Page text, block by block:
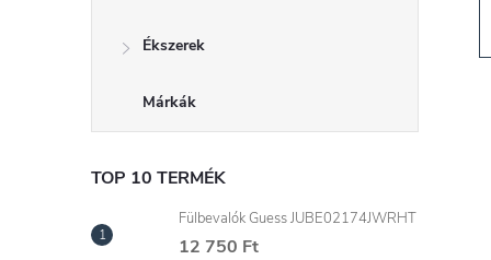
n
e
l
Ékszerek
Márkák
TOP 10 TERMÉK
Fülbevalók Guess JUBE02174JWRHT
12 750 Ft